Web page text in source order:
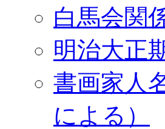
白馬会関
明治大正
書画家人
による）